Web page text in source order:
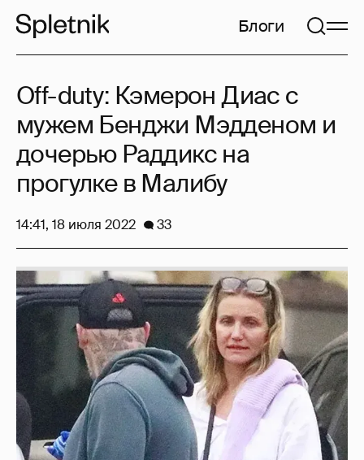
Блоги
Off-duty: Кэмерон Диас с
мужем Бенджи Мэдденом и
дочерью Раддикс на
прогулке в Малибу
14:41, 18 июля 2022 33